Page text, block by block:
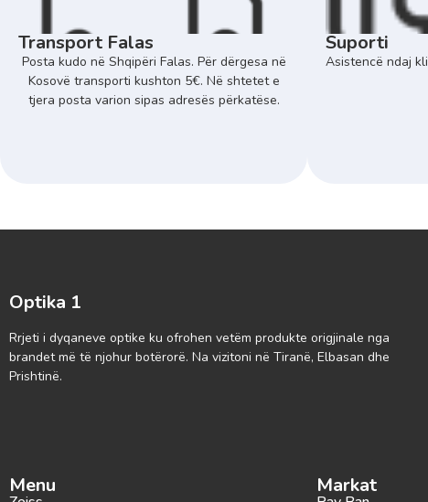
Transport Falas
Posta kudo në Shqipëri Falas. Për dërgesa në
Kosovë transporti kushton 5€. Në shtetet e
tjera posta varion sipas adresës përkatëse.
Suporti
Asistencë ndaj
Optika 1
Rrjeti i dyqaneve optike ku ofrohen vetëm produkte origjinale nga
brandet më të njohur botërorë. Na vizitoni në Tiranë, Elbasan dhe
Prishtinë.
Menu Markat